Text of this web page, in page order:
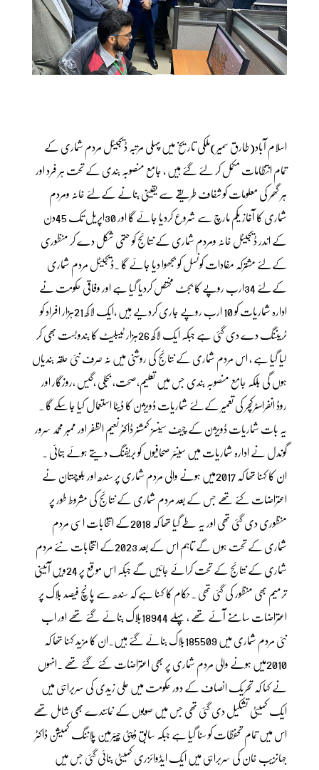
اسلام آباد(طارق سمیر)ملکی تاریخ میں پہلی مرتبہ ڈیجیٹل مردم شماری کے
تمام انتظامات مکمل کر لئے گئے ہیں ، جامع منصوبہ بندی کے تحت ہر فرد اور
ہر گھر کی معلومات کو شفاف طریقے سے یقینی بنانے کےلئے خانہ ومردم
شماری کا آغاز یکم مارچ سے شروع کردیا جائے گا اور 30اپریل تک 45دن
کے اندر ڈیجیٹل خانہ ومردم شماری کے نتائج کو حتمی شکل دے کر منظوری
کےلئے مشترکہ مفادات کونسل کو بجھوا دیا جائے گا ۔ڈیجیٹل مردم شماری
کےلئے 34ارب روپے کا بجٹ مختص کردیا گیا ہے اور وفاقی حکومت نے
ادارہ شماریات کو 10 ارب روپے جاری کردیے ہیں ،ایک لاکھ 21ہزار افراد کو
ٹریننگ دے دی گئی ہے جبکہ ایک لاکھ 26ہزار ٹیبلیٹ کا بندوبست بھی کر
لیا گیا ہے ، اس مردم شماری کے نتائج کی روشنی میں نہ صرف نئی حلقہ بندیاں
ہوں گی بلکہ جامع منصوبہ بندی جس میں تعلیم،صحت، بجلی ،گیس ،روزگار اور
روڈ انفراسٹرکچر کی تعمیر کےلئے شماریات ڈویژن کا ڈیٹا استعمال کیا جاسکے گا ۔
یہ بات شماریات ڈویژن کے چیف سینسز کمشنر ڈاکٹر نعیم الظفر اور ممبر محمد سرور
گوندل نے ادارہ شماریات میں سینئر صحافیوں کو بریفنگ دیتے ہوئے بتائی ۔
ان کا کہنا تھا کہ 2017میں ہونے والی مردم شماری پر سندھ اور بلوچستان نے
اعتراضات کئے تھے جس کے بعد مردم شماری کے نتائج کی مشروط طور پر
منظوری دی گئی تھی اور یہ طے گیا تھا کہ 2018کے انتخابات اسی مردم
شماری کے تحت ہوں گے تاہم اس کے بعد 2023کے انتخابات نئے مردم
شماری کے نتائج کے تحت کرائے جائیں گے جبکہ اس موقع پر 24ویں آئینی
ترمیم بھی منظور کی گئی تھی ۔حکام کا کہنا ہے کہ سندھ سے پانچ فیصد بلاک پر
اعتراضات سامنے آئے تھے ، پہلے 18944بلاک بنائے گئے تھے اور اب
نئی مردم شماری میں 185509بلاک بنائے گئے ہیں۔ان کا مزید کہنا تھا کہ
2010میں ہونے والی مردم شماری پر بھی اعتراضات کئے گئے تھے ۔انہوں
نے کہا کہ تحریک انصاف کے دور حکومت میں علی زیدی کی سربراہی میں
ایک کمیٹی تشکیل دی گئی تھی جس میں صوبوں کے نمائندے بھی شامل تھے
اس میں تمام تحفظات کو سنا گیا ہے جبکہ سابق ڈپٹی چیئرمین پلاننگ کمیشن ڈاکٹر
جہانزیب خان کی سربراہی میں ایک ایڈوائزری کمیٹی بنائی گئی جس میں